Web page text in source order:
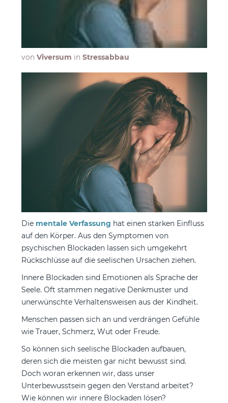
von Viversum in Stressabbau
Die mentale Verfassung hat einen starken Einfluss
auf den Körper. Aus den Symptomen von
psychischen Blockaden lassen sich umgekehrt
Rückschlüsse auf die seelischen Ursachen ziehen.
Innere Blockaden sind Emotionen als Sprache der
Seele. Oft stammen negative Denkmuster und
unerwünschte Verhaltensweisen aus der Kindheit.
Menschen passen sich an und verdrängen Gefühle
wie Trauer, Schmerz, Wut oder Freude.
So können sich seelische Blockaden aufbauen,
deren sich die meisten gar nicht bewusst sind.
Doch woran erkennen wir, dass unser
Unterbewusstsein gegen den Verstand arbeitet?
Wie können wir innere Blockaden lösen?